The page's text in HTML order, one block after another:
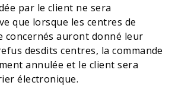
par le client ne sera
que lorsque les centres de
concernés auront donné leur
desdits centres, la commande
annulée et le client sera
électronique.